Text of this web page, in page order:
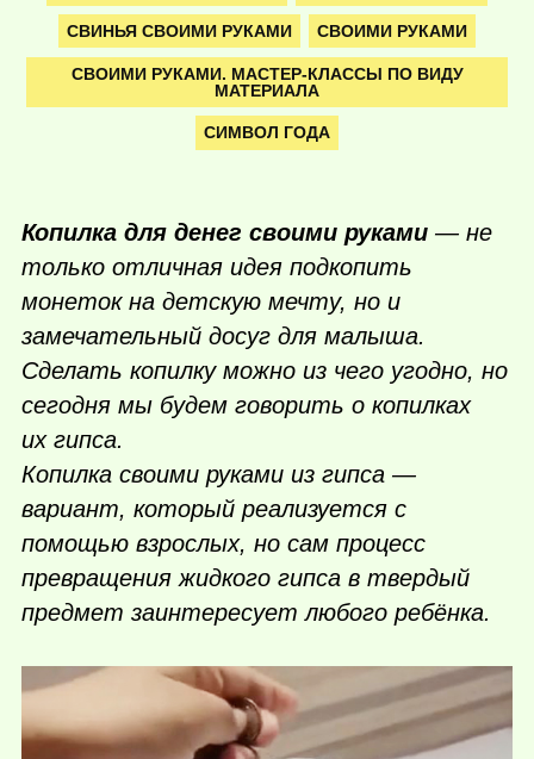
СВИНЬЯ СВОИМИ РУКАМИ СВОИМИ РУКАМИ
СВОИМИ РУКАМИ. МАСТЕР-КЛАССЫ ПО ВИДУ
МАТЕРИАЛА
СИМВОЛ ГОДА
Копилка для денег своими руками — не
только отличная идея подкопить
монеток на детскую мечту, но и
замечательный досуг для малыша.
Сделать копилку можно из чего угодно, но
сегодня мы будем говорить о копилках
их гипса.
Копилка своими руками из гипса —
вариант, который реализуется с
помощью взрослых, но сам процесс
превращения жидкого гипса в твердый
предмет заинтересует любого ребёнка.